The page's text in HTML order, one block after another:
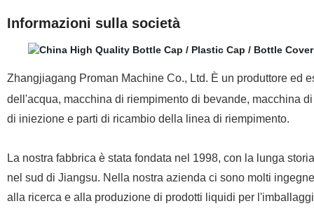
Informazioni sulla società
Zhangjiagang Proman Machine Co., Ltd. È un produttore ed
dell'acqua, macchina di riempimento di bevande, macchina
di iniezione e parti di ricambio della linea di riempimento.
La nostra fabbrica è stata fondata nel 1998, con la lunga
nel sud di Jiangsu. Nella nostra azienda ci sono molti
alla ricerca e alla produzione di prodotti liquidi per